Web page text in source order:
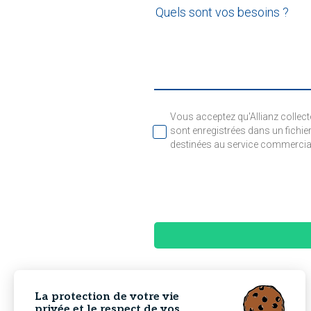
Tout propriétaire d’un
L’idéal, c’est d’opter pour
que des garanties
Vous acceptez qu'Allianz
sont enregistrées dans un
destinées au service
La protection de votre vie